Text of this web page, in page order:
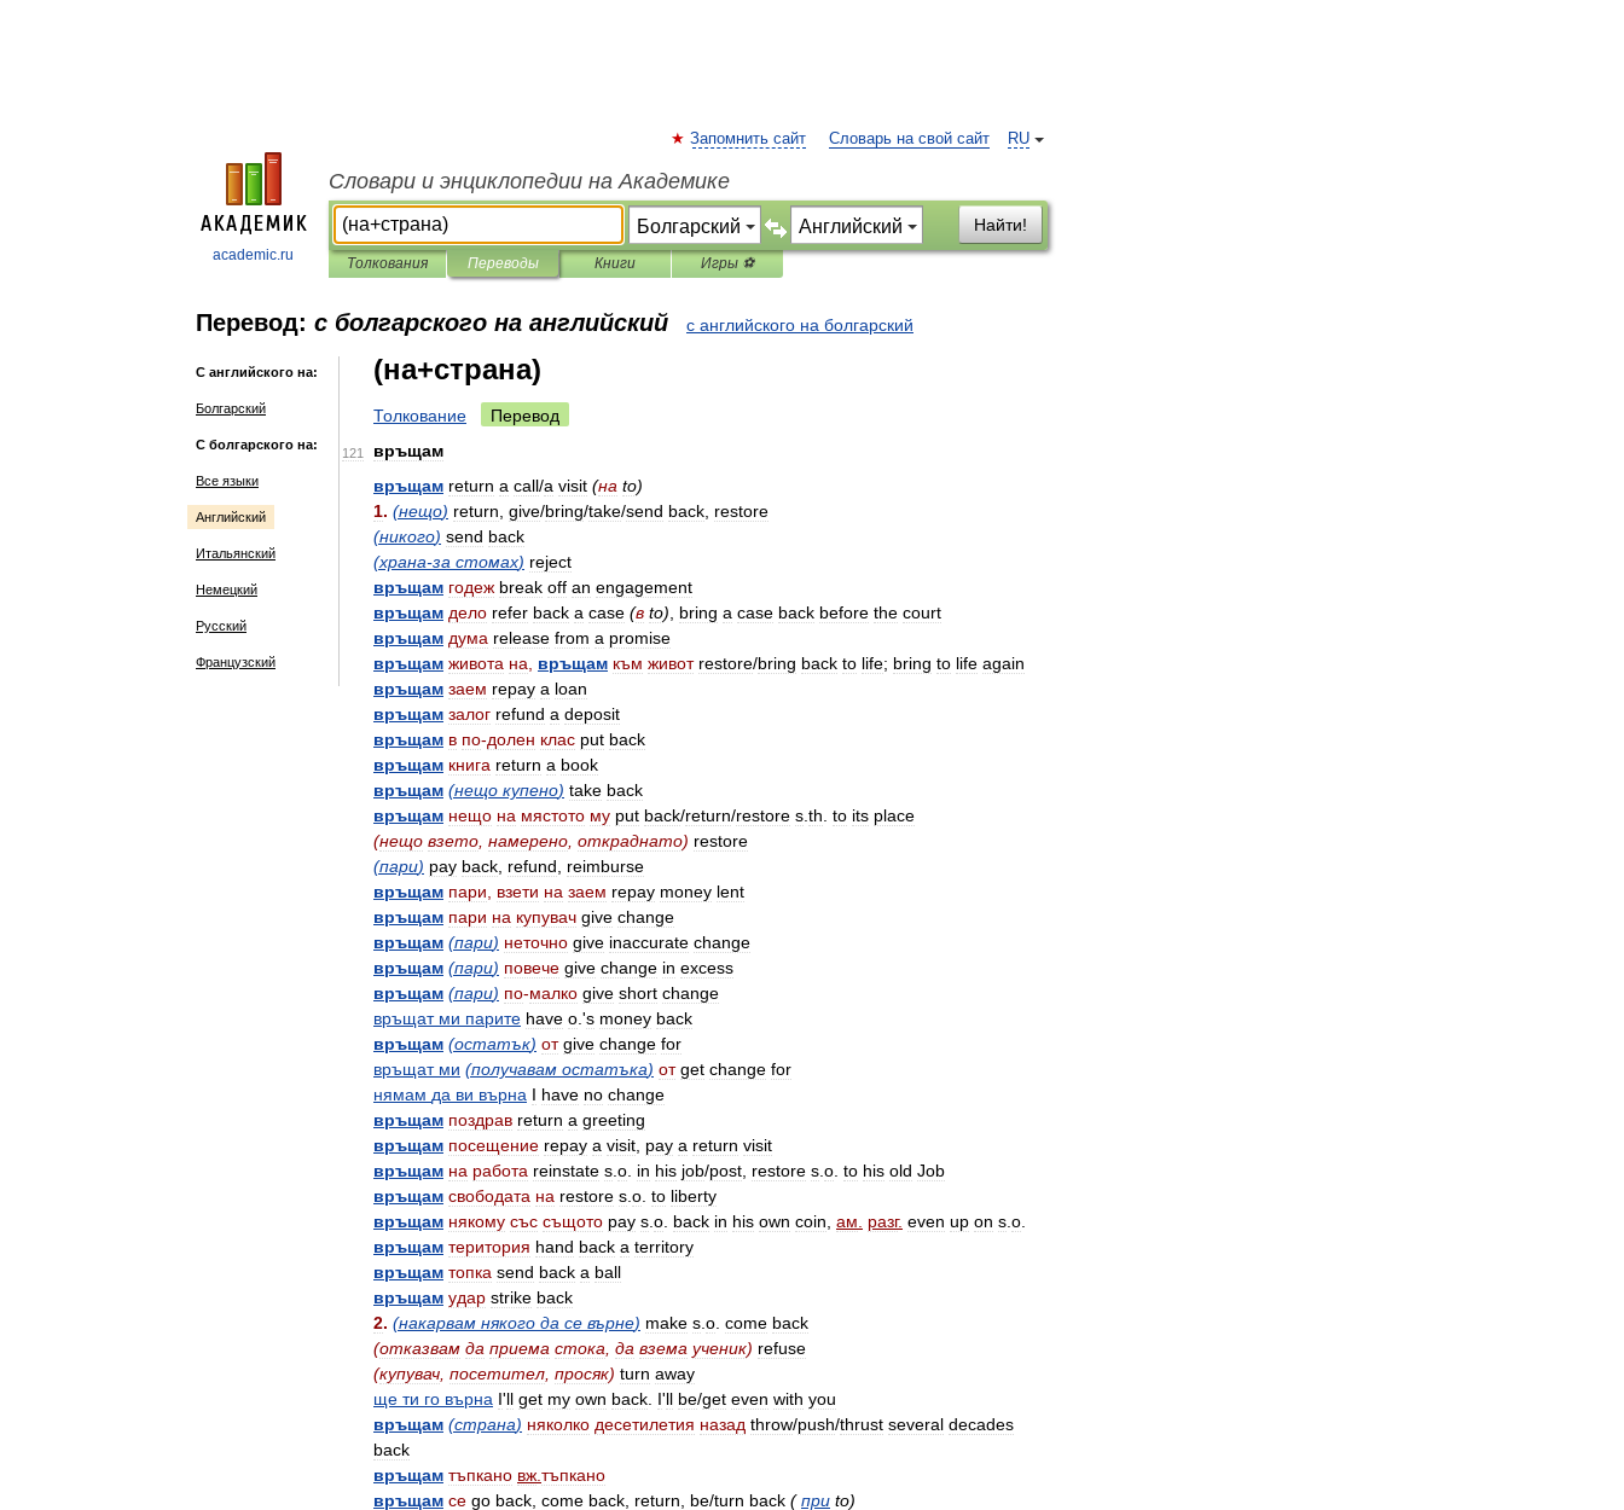
academic.ru
RU
Запомнить сайт Словарь на свой сайт
Словари и энциклопедии на Академике
Найти!
Толкования Переводы Книги Игры ⚽
Перевод: с болгарского на английский с английского на болгарский
С английского на:
Болгарский
С болгарского на:
Все языки
Английский
Итальянский
Немецкий
Русский
Французский
(на+страна)
Толкование Перевод
121
връщам
връщам return a call/a visit (на to)
1. (нещо) return give/bring/take/send back restore
(никого) send back
(храна-за стомах) reject
връщам годеж break off an engagement
връщам дело refer back a case (в to) bring a case back before the court
връщам дума release from a promise
връщам живота на връщам към живот restore/bring back to life; bring to life again
връщам заем repay a loan
връщам залог refund a deposit
връщам в по-долен клас put back
връщам книга return a book
връщам (нещо купено) take back
връщам нещо на мястото му put back/return/restore s th to its place
(нещо взето намерено откраднато) restore
(пари) pay back refund
reimburse
връщам пари взети на заем repay money lent
връщам пари на купувач give change
връщам (пари) неточно give inaccurate change
връщам (пари) повече give change in excess
връщам (пари) по-малко give short change
връщат ми парите have o .'s money back
връщам (остатък) от give change for
връщат ми (получавам остатъка) от get change for
нямам да ви върна I have no change
връщам поздрав return a greeting
връщам посещение repay a visit pay a return visit
връщам на работа reinstate s o in his job/post restore s o to his old Job
връщам свободата на restore s o to liberty
връщам някому със същото pay s o back in his own coin ам разг. even up on s o
връщам територия hand back a territory
връщам топка send back a ball
връщам удар strike back
2. (накарвам някого да се върне) make s o come back
(отказвам да приема стока да взема ученик) refuse
(купувач посетител просяк) turn away
ще ти го върна I'll get my own back I'll be/get even with you
връщам (страна) няколко десетилетия назад throw/push/thrust several decades
back
връщам тъпкано вж тъпкано
връщам се go back come back return be/turn back ( при to)